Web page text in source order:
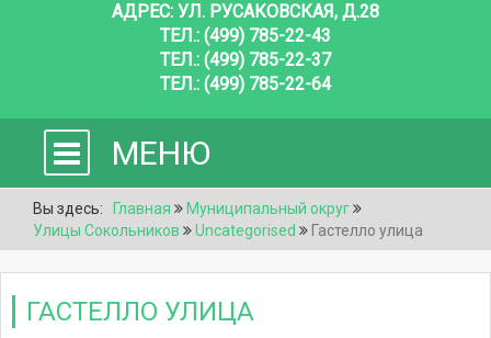
АДРЕС: УЛ. РУСАКОВСКАЯ, Д.28
ТЕЛ.: (499) 785-22-43
ТЕЛ.: (499) 785-22-37
ТЕЛ.: (499) 785-22-64
МЕНЮ
Вы здесь: Главная
Муниципальный округ
Улицы Сокольников
Uncategorised Гастелло улица
ГАСТЕЛЛО УЛИЦА